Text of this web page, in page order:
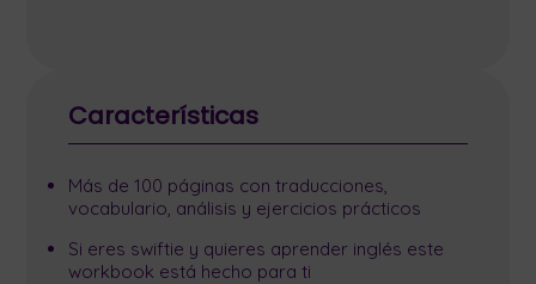
Características
Más de 100 páginas con traducciones,
vocabulario, análisis y ejercicios prácticos
Si eres swiftie y quieres aprender inglés este
workbook está hecho para ti